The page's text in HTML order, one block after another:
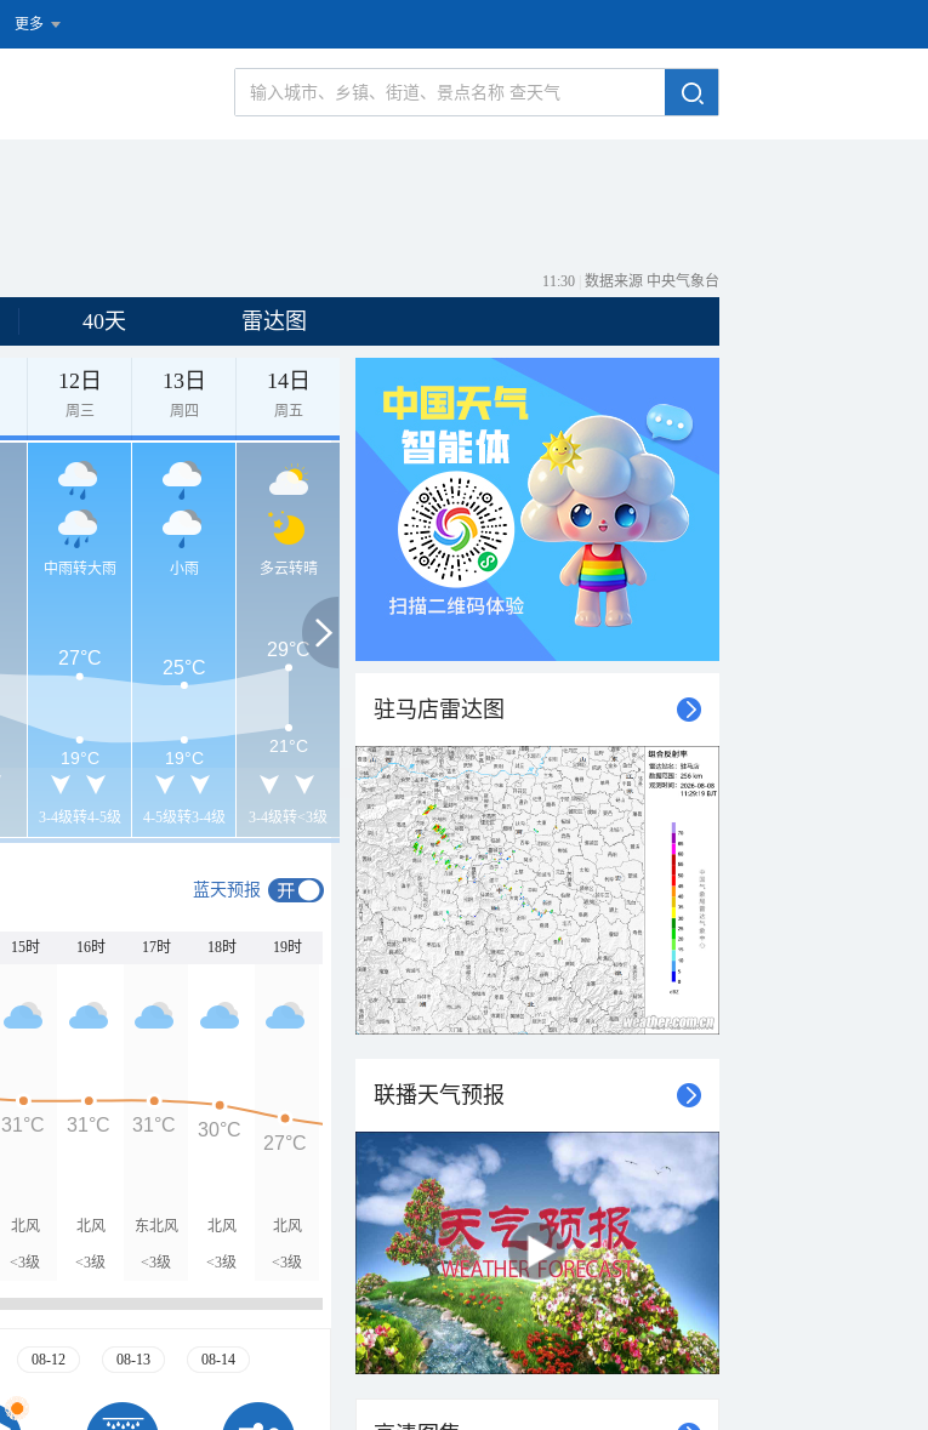
更多
11:30 数据来源 中央气象台
40天 雷达图
12日
周三
13日
周四
14日
周五
中雨转大雨
3-4级转4-5级
小雨
4-5级转3-4级
多云转晴
3-4级转<3级
27°C 25°C
29°C
19°C
19°C
21°C
蓝天预报
15时 16时 17时 18时 19时 20时 21时 22时 23时 00时 01时
北风
<3级
北风
<3级
东北风
<3级
北风
<3级
北风
<3级
北风
<3级
北风
<3级
北风
<3级
北风
<3级
北风
<3级
北风
31°C 31°C 31°C 30°C
27°C 25°C 25°C 25°C 25°C 25°C
08-12 08-13 08-14
驻马店雷达图
联播天气预报